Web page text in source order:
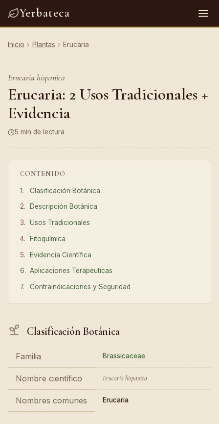
Yerbateca
Inicio › Plantas › Erucaria
Erucaria hispanica
Erucaria: 2 Usos Tradicionales +
Evidencia
5 min de lectura
CONTENIDO
Clasificación Botánica
Descripción Botánica
Usos Tradicionales
Fitoquímica
Evidencia Científica
Aplicaciones Terapéuticas
Contraindicaciones y Seguridad
Clasificación Botánica
Familia Brassicaceae
Nombre científico Erucaria hispanica
Nombres comunes Erucaria